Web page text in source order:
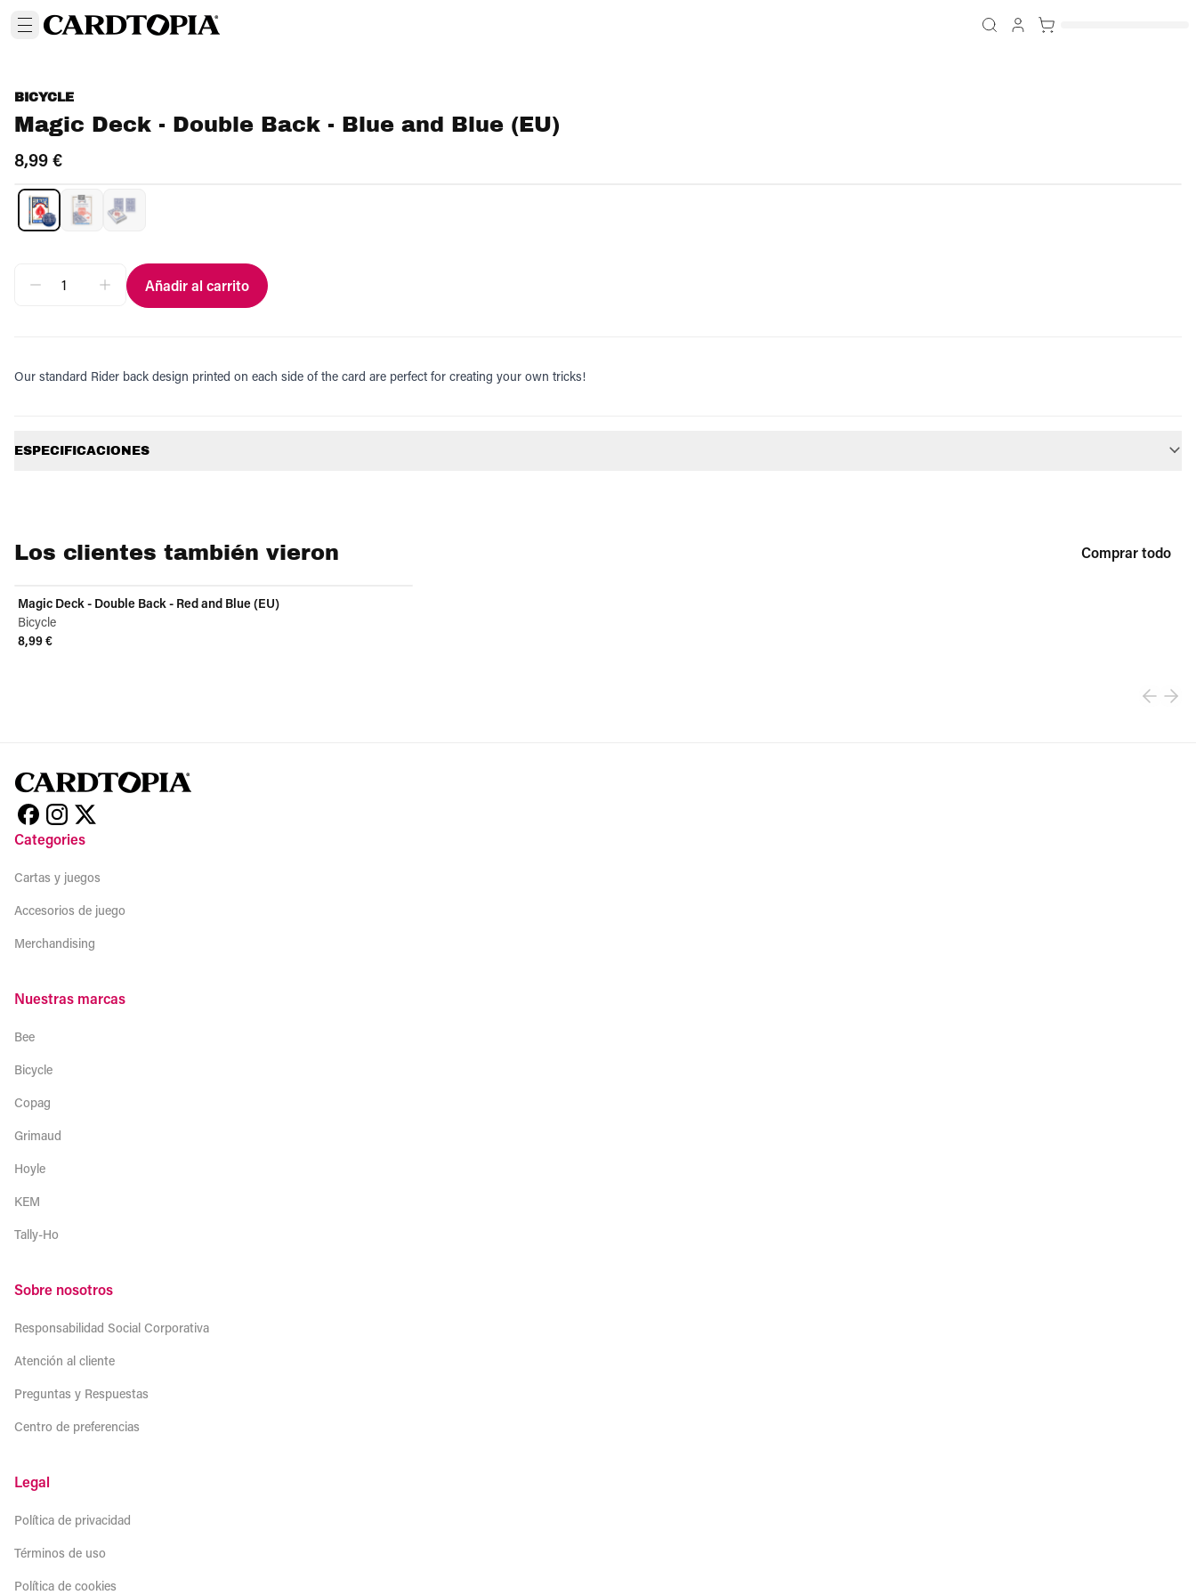
BICYCLE
Magic Deck - Double Back - Blue and Blue (EU)
8,99 €
Añadir al carrito
Our standard Rider back design printed on each side of the card are perfect for creating your own tricks!
ESPECIFICACIONES
Los clientes también vieron Comprar todo
Magic Deck - Double Back - Red and Blue (EU)
Bicycle
8,99 €
Categories
Cartas y juegos
Accesorios de juego
Merchandising
Nuestras marcas
Bee
Bicycle
Copag
Grimaud
Hoyle
KEM
Tally-Ho
Sobre nosotros
Responsabilidad Social Corporativa
Atención al cliente
Preguntas y Respuestas
Centro de preferencias
Legal
Política de privacidad
Términos de uso
Política de cookies